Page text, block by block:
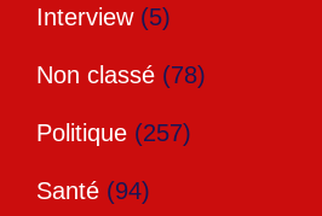
Interview(5)
Non classé (78)
Politique (257)
Santé (94)